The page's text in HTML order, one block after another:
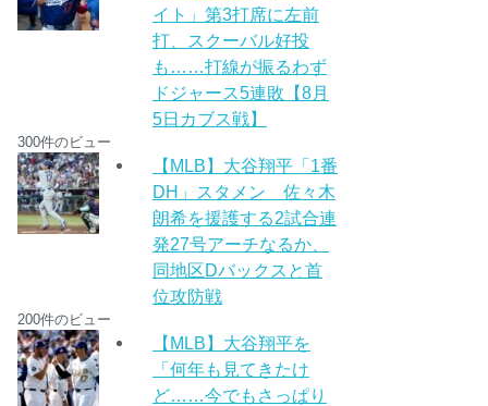
イト」第3打席に左前
打、スクーバル好投
も……打線が振るわず
ドジャース5連敗【8月
5日カブス戦】
300件のビュー
【MLB】大谷翔平「1番
DH」スタメン 佐々木
朗希を援護する2試合連
発27号アーチなるか、
同地区Dバックスと首
位攻防戦
200件のビュー
【MLB】大谷翔平を
「何年も見てきたけ
ど……今でもさっぱり